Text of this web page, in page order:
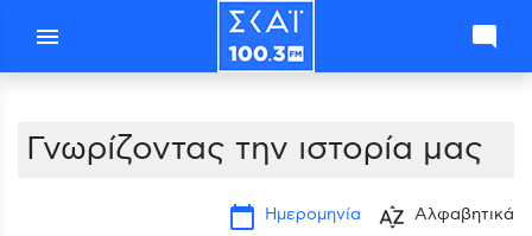
menu mode_comment
Γνωρίζοντας την ιστορία μας
calendar_today Ημερομηνία sort_by_alpha Αλφαβητικά